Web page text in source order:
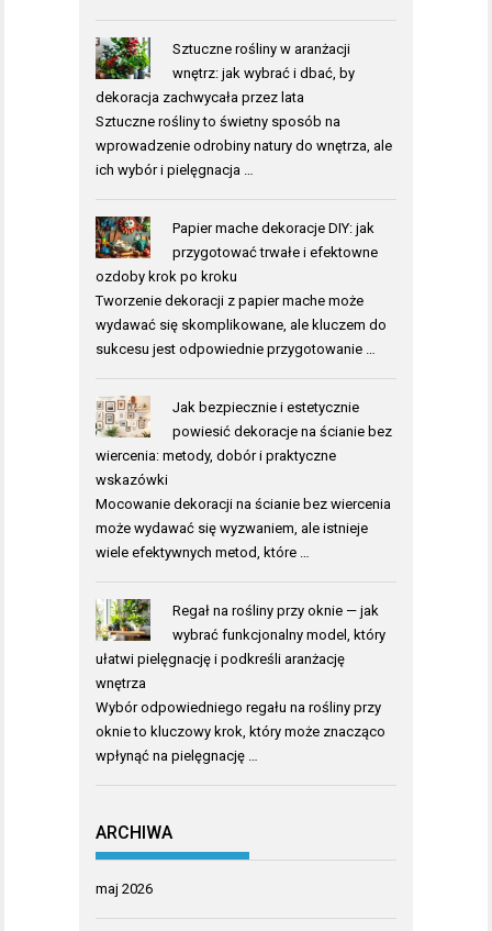
Sztuczne rośliny w aranżacji
wnętrz: jak wybrać i dbać, by
dekoracja zachwycała przez lata
Sztuczne rośliny to świetny sposób na
wprowadzenie odrobiny natury do wnętrza, ale
ich wybór i pielęgnacja …
Papier mache dekoracje DIY: jak
przygotować trwałe i efektowne
ozdoby krok po kroku
Tworzenie dekoracji z papier mache może
wydawać się skomplikowane, ale kluczem do
sukcesu jest odpowiednie przygotowanie …
Jak bezpiecznie i estetycznie
powiesić dekoracje na ścianie bez
wiercenia: metody, dobór i praktyczne
wskazówki
Mocowanie dekoracji na ścianie bez wiercenia
może wydawać się wyzwaniem, ale istnieje
wiele efektywnych metod, które …
Regał na rośliny przy oknie — jak
wybrać funkcjonalny model, który
ułatwi pielęgnację i podkreśli aranżację
wnętrza
Wybór odpowiedniego regału na rośliny przy
oknie to kluczowy krok, który może znacząco
wpłynąć na pielęgnację …
ARCHIWA
maj 2026